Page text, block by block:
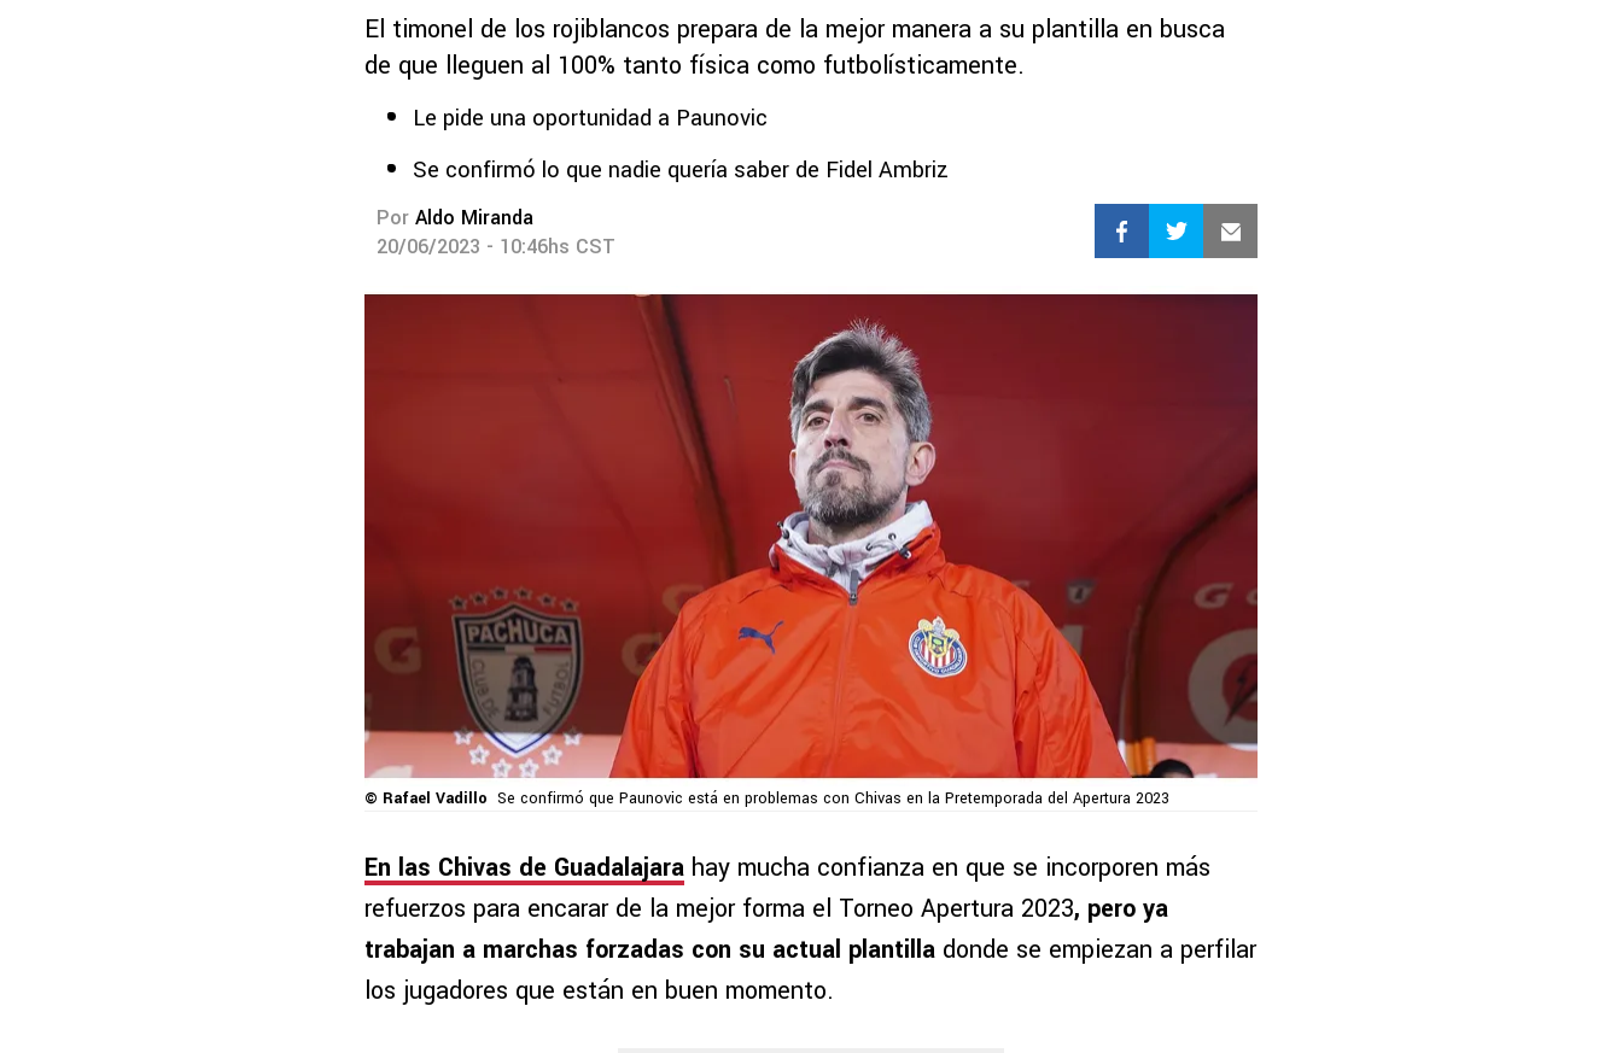
El timonel de los rojiblancos prepara de la mejor manera a su plantilla en busca
de que lleguen al 100% tanto física como futbolísticamente.
Le pide una oportunidad a Paunovic
Se confirmó lo que nadie quería saber de Fidel Ambriz
Por Aldo Miranda
20/06/2023 - 10:46hs CST
© Rafael Vadillo Se confirmó que Paunovic está en problemas con Chivas en la Pretemporada del Apertura 2023
En las Chivas de Guadalajara hay mucha confianza en que se incorporen más
refuerzos para encarar de la mejor forma el Torneo Apertura 2023, pero ya
trabajan a marchas forzadas con su actual plantilla donde se empiezan a perfilar
los jugadores que están en buen momento.